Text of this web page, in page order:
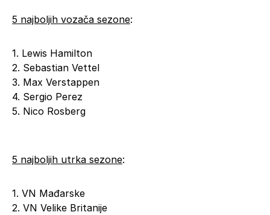
5 najboljih vozača sezone:
1. Lewis Hamilton
2. Sebastian Vettel
3. Max Verstappen
4. Sergio Perez
5. Nico Rosberg
5 najboljih utrka sezone:
1. VN Mađarske
2. VN Velike Britanije